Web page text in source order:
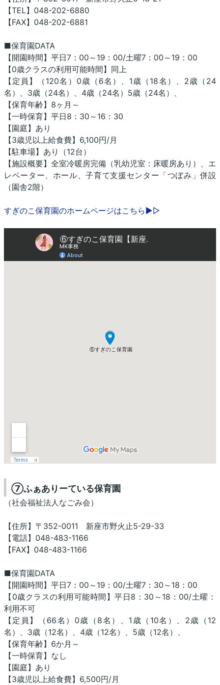
【TEL】048-202-6880
【FAX】048-202-6881
■保育園DATA
【開園時間】平日7：00～19：00/土曜7：00～19：00
【0歳クラスの利用可能時間】同上
【定員】（120名）0歳（6名）、1歳（18名）、2歳（24
名）、3歳（24名）、4歳（24名）5歳（24名）、
【保育年齢】8ヶ月～
【一時保育】平日8：30～16：30
【園庭】あり
【3歳児以上給食費】6,100円/月
【駐車場】あり（12台）
【施設概要】全室冷暖房完備（乳幼児室：床暖房あり）、エ
レベーター、ホール、子育て支援センター「つぼみ」併設
（園舎2階）
すぎのこ保育園のホームページはこちら▶▷
⑦ふぁありーている保育園
（社会福祉法人なごみ会）
【住所】〒352-0011 新座市野火止5-29-33
【電話】048-483-1166
【FAX】048-483-1166
■保育園DATA
【開園時間】平日7：00～19：00/土曜7：30～18：00
【0歳クラスの利用可能時間】平日8：30～18：00/土曜：
利用不可
【定員】（66名）0歳（8名）、1歳（10名）、2歳（12
名）、3歳（12名）、4歳（12名）、5歳（12名）、
【保育年齢】6か月～
【一時保育】なし
【園庭】あり
【3歳児以上給食費】6,500円/月